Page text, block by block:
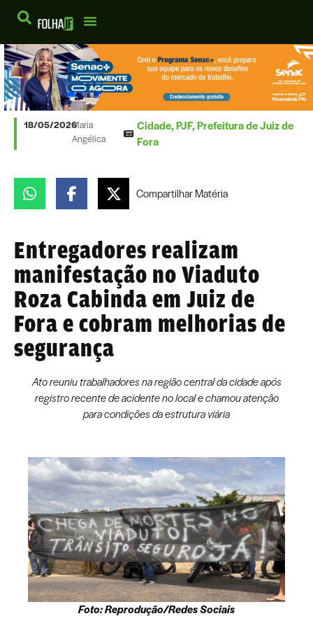
18/05/2026Maria
Angélica
Cidade,PJF,Prefeitura de Juiz de
Fora
CompartilharMatéria
Entregadores realizam
manifestação no Viaduto
Roza Cabinda em Juiz de
Fora e cobram melhorias de
segurança
Ato reuniu trabalhadores na região central da cidade após
registro recente de acidente no local e chamou atenção
para condições da estrutura viária
Foto: Reprodução/Redes Sociais